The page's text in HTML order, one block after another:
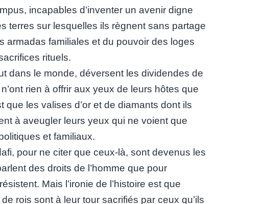
incapables d’inventer un avenir digne
terres sur lesquelles ils règnent sans partage
armadas familiales et du pouvoir des loges
rituels.
dans le monde, déversent les dividendes de
rien à offrir aux yeux de leurs hôtes que
que les valises d’or et de diamants dont ils
à aveugler leurs yeux qui ne voient que
et familiaux.
pour ne citer que ceux-là, sont devenus les
des droits de l’homme que pour
Mais l’ironie de l’histoire est que
rois sont à leur tour sacrifiés par ceux qu’ils